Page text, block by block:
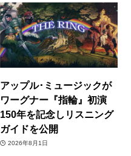
アップル･ミュージックが
ワーグナー『指輪』初演
150年を記念しリスニング
ガイドを公開
2026年8月1日